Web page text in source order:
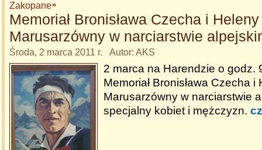
Zakopane
Memoriał Bronisława Czecha i Heleny
Marusarzówny w narciarstwie
Środa, 2 marca 2011 r. Autor: AKS
2 marca na Harendzie o godz.
Memoriał Bronisława Czecha i
Marusarzówny w narciarstwie
specjalny kobiet i mężczyzn.